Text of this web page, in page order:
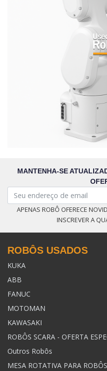
MANTENHA-SE
APENAS ROBÔ OFERECE
INSCREVER A
ROBÔS USADOS
KUKA
ABB
FANUC
MOTOMAN
KAWASAKI
ROBÔS SCARA - OFERTA
Outros Robôs
MESA ROTATIVA PARA ROBÔS